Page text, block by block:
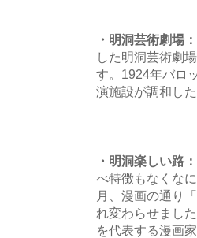
・明洞芸術劇場：
した明洞芸術劇
す。1924年バロ
演施設が調和し
・明洞楽しい路：
べ特徴もなくな
月、漫画の通り
れ変わらせまし
を代表する漫画